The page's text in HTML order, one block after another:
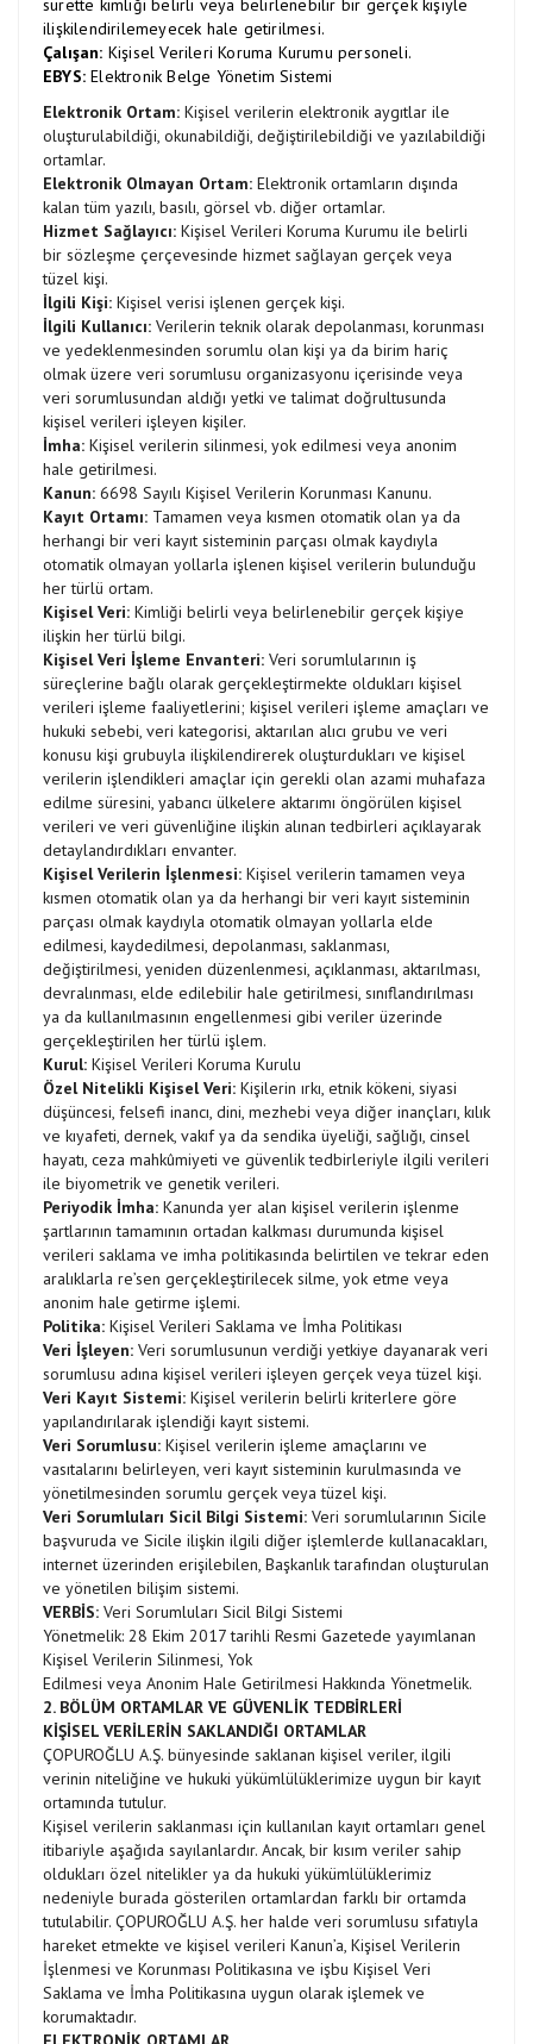
surette kimliği belirli veya belirlenebilir bir gerçek kişiyle
ilişkilendirilemeyecek hale getirilmesi.
Çalışan: Kişisel Verileri Koruma Kurumu personeli.
EBYS: Elektronik Belge Yönetim Sistemi
Elektronik Ortam: Kişisel verilerin elektronik aygıtlar ile
oluşturulabildiği, okunabildiği, değiştirilebildiği ve yazılabildiği
ortamlar.
Elektronik Olmayan Ortam: Elektronik ortamların dışında
kalan tüm yazılı, basılı, görsel vb. diğer ortamlar.
Hizmet Sağlayıcı: Kişisel Verileri Koruma Kurumu ile belirli
bir sözleşme çerçevesinde hizmet sağlayan gerçek veya
tüzel kişi.
İlgili Kişi: Kişisel verisi işlenen gerçek kişi.
İlgili Kullanıcı: Verilerin teknik olarak depolanması, korunması
ve yedeklenmesinden sorumlu olan kişi ya da birim hariç
olmak üzere veri sorumlusu organizasyonu içerisinde veya
veri sorumlusundan aldığı yetki ve talimat doğrultusunda
kişisel verileri işleyen kişiler.
İmha: Kişisel verilerin silinmesi, yok edilmesi veya anonim
hale getirilmesi.
Kanun: 6698 Sayılı Kişisel Verilerin Korunması Kanunu.
Kayıt Ortamı: Tamamen veya kısmen otomatik olan ya da
herhangi bir veri kayıt sisteminin parçası olmak kaydıyla
otomatik olmayan yollarla işlenen kişisel verilerin bulunduğu
her türlü ortam.
Kişisel Veri: Kimliği belirli veya belirlenebilir gerçek kişiye
ilişkin her türlü bilgi.
Kişisel Veri İşleme Envanteri: Veri sorumlularının iş
süreçlerine bağlı olarak gerçekleştirmekte oldukları kişisel
verileri işleme faaliyetlerini; kişisel verileri işleme amaçları ve
hukuki sebebi, veri kategorisi, aktarılan alıcı grubu ve veri
konusu kişi grubuyla ilişkilendirerek oluşturdukları ve kişisel
verilerin işlendikleri amaçlar için gerekli olan azami muhafaza
edilme süresini, yabancı ülkelere aktarımı öngörülen kişisel
verileri ve veri güvenliğine ilişkin alınan tedbirleri açıklayarak
detaylandırdıkları envanter.
Kişisel Verilerin İşlenmesi: Kişisel verilerin tamamen veya
kısmen otomatik olan ya da herhangi bir veri kayıt sisteminin
parçası olmak kaydıyla otomatik olmayan yollarla elde
edilmesi, kaydedilmesi, depolanması, saklanması,
değiştirilmesi, yeniden düzenlenmesi, açıklanması, aktarılması,
devralınması, elde edilebilir hale getirilmesi, sınıflandırılması
ya da kullanılmasının engellenmesi gibi veriler üzerinde
gerçekleştirilen her türlü işlem.
Kurul: Kişisel Verileri Koruma Kurulu
Özel Nitelikli Kişisel Veri: Kişilerin ırkı, etnik kökeni, siyasi
düşüncesi, felsefi inancı, dini, mezhebi veya diğer inançları, kılık
ve kıyafeti, dernek, vakıf ya da sendika üyeliği, sağlığı, cinsel
hayatı, ceza mahkûmiyeti ve güvenlik tedbirleriyle ilgili verileri
ile biyometrik ve genetik verileri.
Periyodik İmha: Kanunda yer alan kişisel verilerin işlenme
şartlarının tamamının ortadan kalkması durumunda kişisel
verileri saklama ve imha politikasında belirtilen ve tekrar eden
aralıklarla re’sen gerçekleştirilecek silme, yok etme veya
anonim hale getirme işlemi.
Politika: Kişisel Verileri Saklama ve İmha Politikası
Veri İşleyen: Veri sorumlusunun verdiği yetkiye dayanarak veri
sorumlusu adına kişisel verileri işleyen gerçek veya tüzel kişi.
Veri Kayıt Sistemi: Kişisel verilerin belirli kriterlere göre
yapılandırılarak işlendiği kayıt sistemi.
Veri Sorumlusu: Kişisel verilerin işleme amaçlarını ve
vasıtalarını belirleyen, veri kayıt sisteminin kurulmasında ve
yönetilmesinden sorumlu gerçek veya tüzel kişi.
Veri Sorumluları Sicil Bilgi Sistemi: Veri sorumlularının Sicile
başvuruda ve Sicile ilişkin ilgili diğer işlemlerde kullanacakları,
internet üzerinden erişilebilen, Başkanlık tarafından oluşturulan
ve yönetilen bilişim sistemi.
VERBİS: Veri Sorumluları Sicil Bilgi Sistemi
Yönetmelik: 28 Ekim 2017 tarihli Resmi Gazetede yayımlanan
Kişisel Verilerin Silinmesi, Yok
Edilmesi veya Anonim Hale Getirilmesi Hakkında Yönetmelik.
2. BÖLÜM ORTAMLAR VE GÜVENLİK TEDBİRLERİ
KİŞİSEL VERİLERİN SAKLANDIĞI ORTAMLAR
ÇOPUROĞLU A.Ş. bünyesinde saklanan kişisel veriler, ilgili
verinin niteliğine ve hukuki yükümlülüklerimize uygun bir kayıt
ortamında tutulur.
Kişisel verilerin saklanması için kullanılan kayıt ortamları genel
itibariyle aşağıda sayılanlardır. Ancak, bir kısım veriler sahip
oldukları özel nitelikler ya da hukuki yükümlülüklerimiz
nedeniyle burada gösterilen ortamlardan farklı bir ortamda
tutulabilir. ÇOPUROĞLU A.Ş. her halde veri sorumlusu sıfatıyla
hareket etmekte ve kişisel verileri Kanun’a, Kişisel Verilerin
İşlenmesi ve Korunması Politikasına ve işbu Kişisel Veri
Saklama ve İmha Politikasına uygun olarak işlemek ve
korumaktadır.